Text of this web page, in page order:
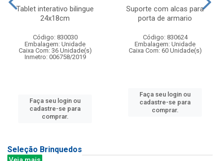
Tablet interativo bilingue
24x18cm
Código: 830030
Embalagem: Unidade
Caixa Com: 36 Unidade(s)
Inmetro: 006758/2019
Faça seu login ou
cadastre-se para
comprar.
Suporte com alcas para
porta de armario
Código: 830624
Embalagem: Unidade
Caixa Com: 60 Unidade(s)
Faça seu login ou
cadastre-se para
comprar.
Seleção Brinquedos